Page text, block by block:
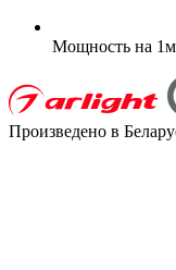
Мощность на 1м
Произведено в